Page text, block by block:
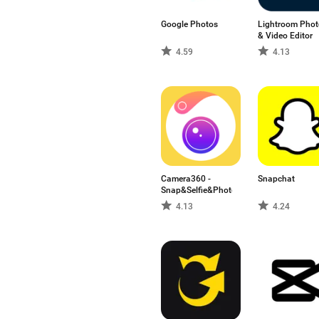
Gerät variieren.
Diese Seite fasst eine
Google Photos
4.59
Lightroom
& Video Editor
4.13
Camera360 -
Snap&Selfie&Photo
4.13
Snapchat
4.24